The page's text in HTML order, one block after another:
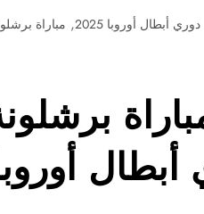
دوري أبطال أوروبا 2025 , مباراة
أوروبا